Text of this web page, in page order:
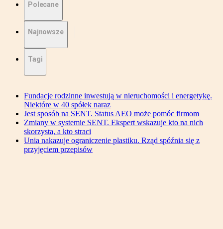
Polecane
Najnowsze
Tagi
Fundacje rodzinne inwestują w nieruchomości i energetykę.
Niektóre w 40 spółek naraz
Jest sposób na SENT. Status AEO może pomóc firmom
Zmiany w systemie SENT. Ekspert wskazuje kto na nich
skorzysta, a kto straci
Unia nakazuje ograniczenie plastiku. Rząd spóźnia się z
przyjęciem przepisów